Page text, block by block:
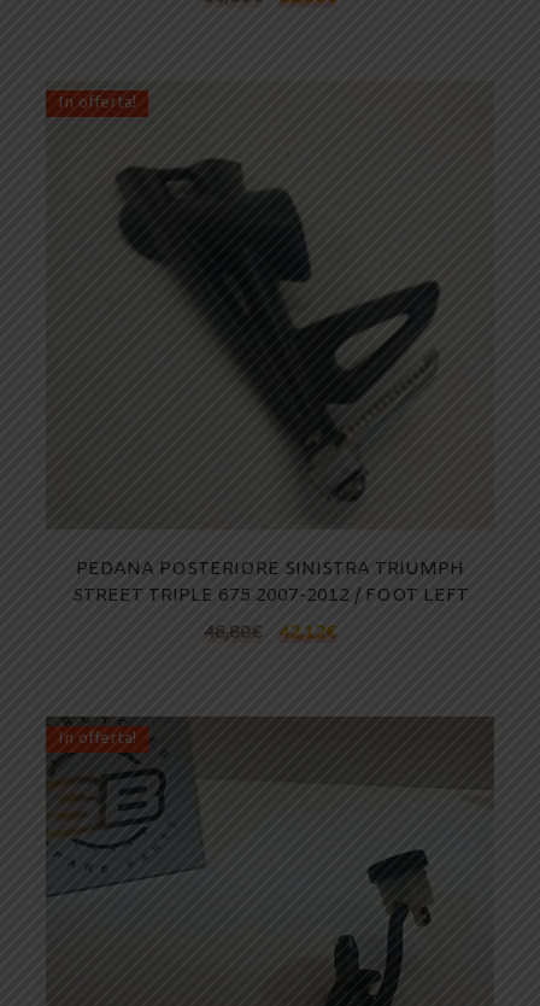
In offerta!
PEDANA POSTERIORE SINISTRA TRIUMPH
STREET TRIPLE 675 2007-2012 / FOOT LEFT
46,80€ 42,12€
In offerta!